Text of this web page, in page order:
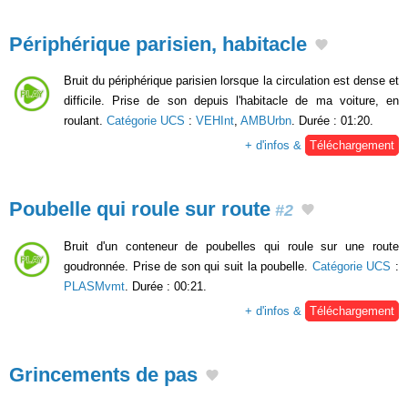
Périphérique parisien, habitacle
Bruit du périphérique parisien lorsque la circulation est dense et
difficile. Prise de son depuis l'habitacle de ma voiture, en
roulant. Catégorie UCS : VEHInt, AMBUrbn. Durée : 01:20.
+ d'infos & Téléchargement
Poubelle qui roule sur route #2
Bruit d'un conteneur de poubelles qui roule sur une route
goudronnée. Prise de son qui suit la poubelle. Catégorie UCS :
PLASMvmt. Durée : 00:21.
+ d'infos & Téléchargement
Grincements de pas